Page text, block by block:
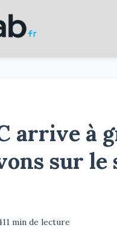
arrive à
sur le
11 min de lecture